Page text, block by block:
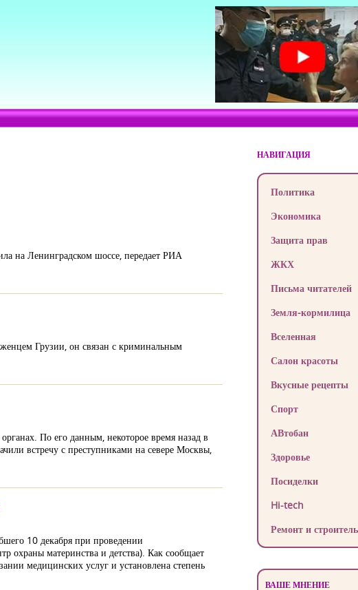
на Ленинградском шоссе, передает РИА
Грузии, он связан с криминальным
По его данным, некоторое время назад в
встречу с преступниками на севере Москвы,
10 декабря при проведении
охраны материнства и детства). Как сообщает
медицинских услуг и установлена степень
НАВИГАЦИЯ
Политика
Экономика
Защита прав
ЖКХ
Письма читателей
Земля-кормилица
Вселенная
Салон красоты
Вкусные рецепты
Спорт
АВтобан
Здоровье
Посиделки
Hi-tech
Ремонт и
ВАШЕ МНЕНИЕ